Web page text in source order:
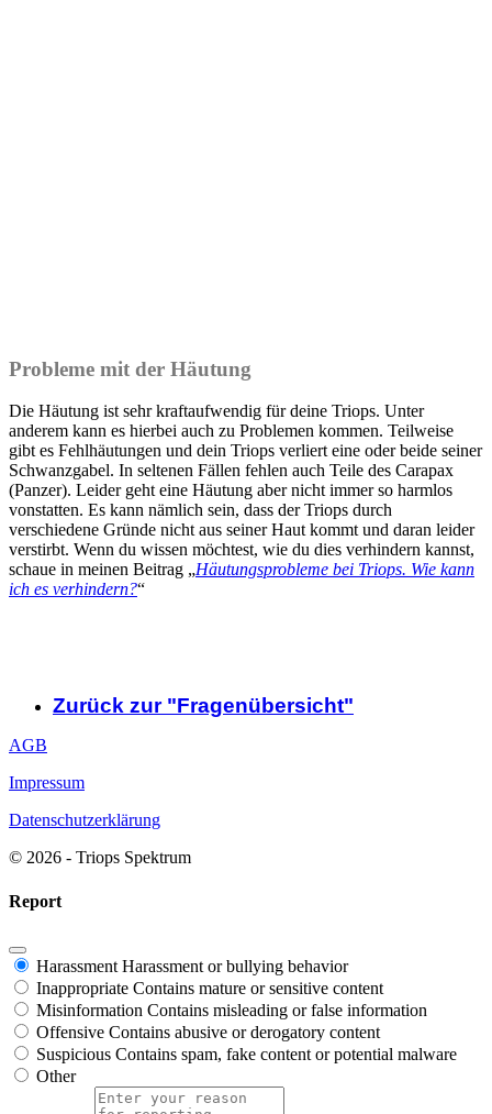
Probleme mit der Häutung
Die Häutung ist sehr kraftaufwendig für deine Triops. Unter
anderem kann es hierbei auch zu Problemen kommen. Teilweise
gibt es Fehlhäutungen und dein Triops verliert eine oder beide seiner
Schwanzgabel. In seltenen Fällen fehlen auch Teile des Carapax
(Panzer). Leider geht eine Häutung aber nicht immer so harmlos
vonstatten. Es kann nämlich sein, dass der Triops durch
verschiedene Gründe nicht aus seiner Haut kommt und daran leider
verstirbt. Wenn du wissen möchtest, wie du dies verhindern kannst,
schaue in meinen Beitrag „Häutungsprobleme bei Triops. Wie kann
ich es verhindern?“
Zurück zur "Fragenübersicht"
AGB
Impressum
Datenschutzerklärung
© 2026 - Triops Spektrum
Report
Harassment Harassment or bullying behavior
Inappropriate Contains mature or sensitive content
Misinformation Contains misleading or false information
Offensive Contains abusive or derogatory content
Suspicious Contains spam, fake content or potential malware
Other